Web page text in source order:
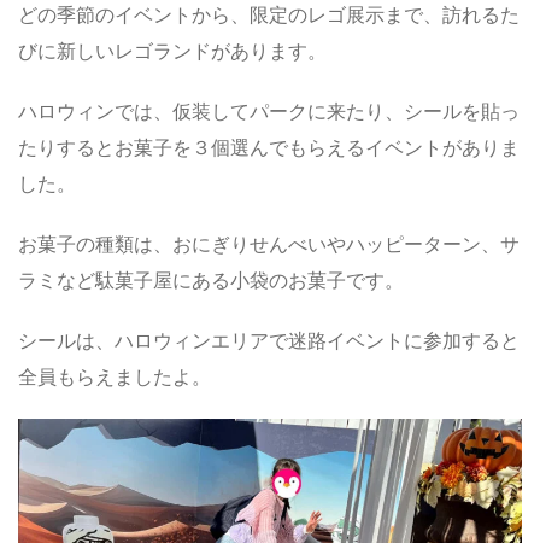
どの季節のイベントから、限定のレゴ展示まで、訪れるた
びに新しいレゴランドがあります。
ハロウィンでは、仮装してパークに来たり、シールを貼っ
たりするとお菓子を３個選んでもらえるイベントがありま
した。
お菓子の種類は、おにぎりせんべいやハッピーターン、サ
ラミなど駄菓子屋にある小袋のお菓子です。
シールは、ハロウィンエリアで迷路イベントに参加すると
全員もらえましたよ。